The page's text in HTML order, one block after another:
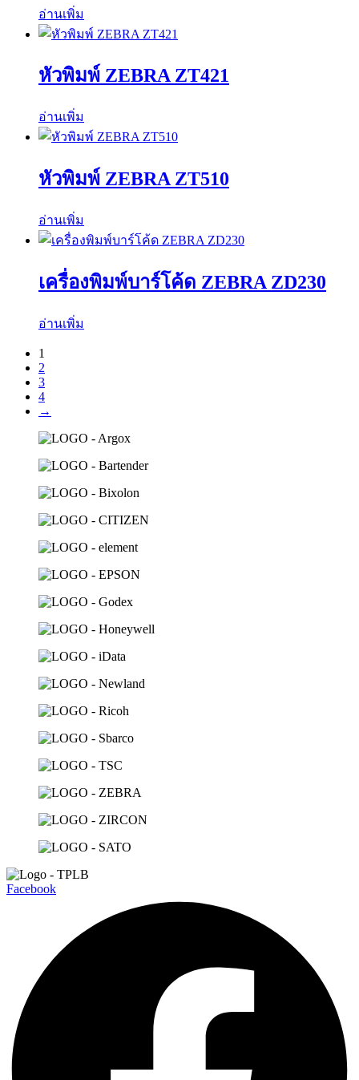
อ่านเพิ่ม
หัวพิมพ์ ZEBRA ZT421
อ่านเพิ่ม
หัวพิมพ์ ZEBRA ZT510
อ่านเพิ่ม
เครื่องพิมพ์บาร์โค้ด ZEBRA ZD230
อ่านเพิ่ม
1
2
3
4
→
Facebook